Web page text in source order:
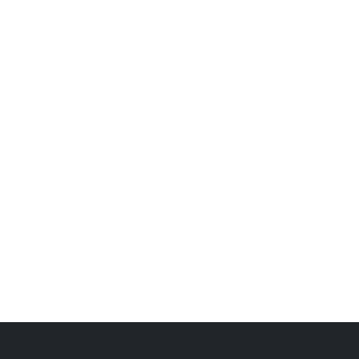
APS-C Serisinin Yeni Amiral Gemisi: PENTAX K-3 Mark III